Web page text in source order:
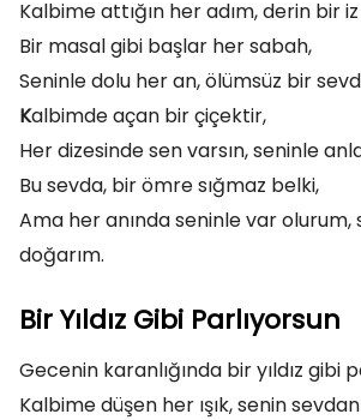
Kalbime attığın her adım, derin bir iz
Bir masal gibi başlar her sabah,
Seninle dolu her an, ölümsüz bir
Kalbimde açan bir çiçektir,
Her dizesinde sen varsın, seninle
Bu sevda, bir ömre sığmaz belki,
Ama her anında seninle var olurum,
doğarım.
Bir Yıldız Gibi Parlıyorsun
Gecenin karanlığında bir yıldız gibi
Kalbime düşen her ışık, senin